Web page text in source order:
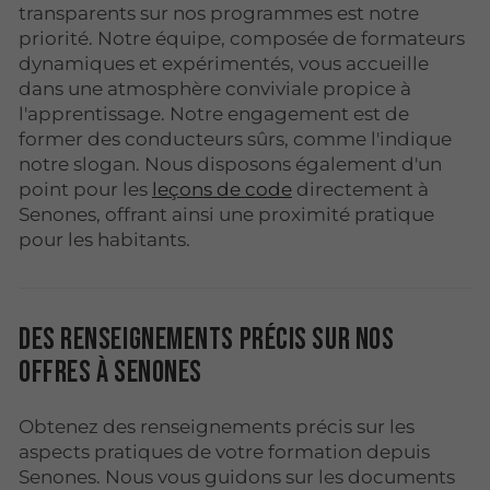
transparents sur nos programmes est notre
priorité. Notre équipe, composée de formateurs
dynamiques et expérimentés, vous accueille
dans une atmosphère conviviale propice à
l'apprentissage. Notre engagement est de
former des conducteurs sûrs, comme l'indique
notre slogan. Nous disposons également d'un
point pour les leçons de code directement à
Senones, offrant ainsi une proximité pratique
pour les habitants.
Des renseignements précis sur nos
offres à Senones
Obtenez des renseignements précis sur les
aspects pratiques de votre formation depuis
Senones. Nous vous guidons sur les documents